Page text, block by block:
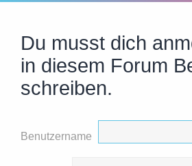
Du musst dich
in diesem Forum
schreiben.
Benutzername